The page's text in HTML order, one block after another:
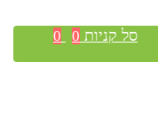
סל קניות 0
0